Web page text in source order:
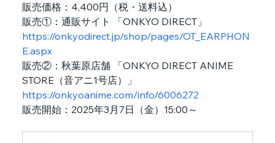
販売価格：4,400円（税・送料込）
販売①：通販サイト 「ONKYO DIRECT」
https://onkyodirect.jp/shop/pages/OT_EARPHON
E.aspx
販売②：秋葉原店舗 「ONKYO DIRECT ANIME
STORE（音アニ1号店）」
https://onkyoanime.com/info/6006272
販売開始：2025年3月7日（金）15:00～